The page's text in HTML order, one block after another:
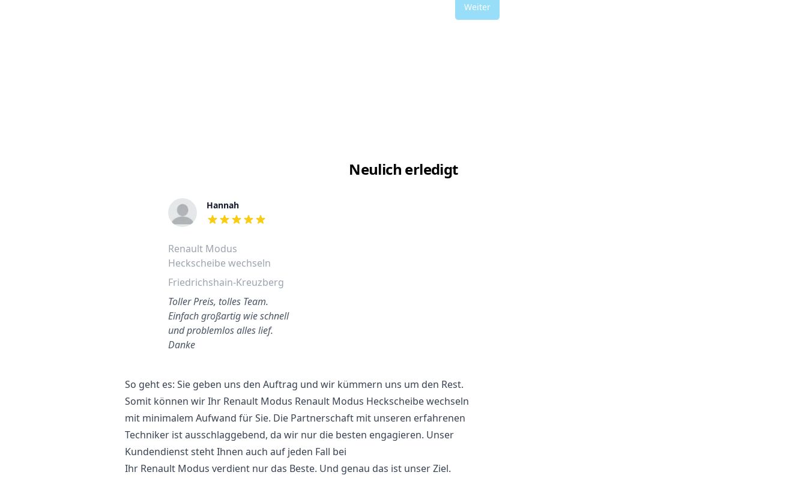
Weiter
Neulich erledigt
Hannah
out of 5 stars
Renault Modus
Heckscheibe wechseln
Friedrichshain-Kreuzberg
Toller Preis, tolles Team.
Einfach großartig wie schnell
und problemlos alles lief.
Danke
So geht es: Sie geben uns den Auftrag und wir kümmern uns um den Rest.
Somit können wir Ihr Renault Modus Renault Modus Heckscheibe wechseln
mit minimalem Aufwand für Sie. Die Partnerschaft mit unseren erfahrenen
Techniker ist ausschlaggebend, da wir nur die besten engagieren. Unser
Kundendienst steht Ihnen auch auf jeden Fall bei
Ihr Renault Modus verdient nur das Beste. Und genau das ist unser Ziel.